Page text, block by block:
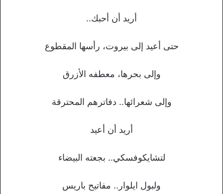
أريد أن أحبك..
حتى أعيد إلى بيروت، رأسها المقطوع
وإلى بحرها، معطفه الأزرق
وإلى شعرائها.. دفاترهم المحترقة
أريد أن أعيد
لتشايكوفسكي.. بجعته البيضاء
ولبول ايلوار.. مفاتيح باريس